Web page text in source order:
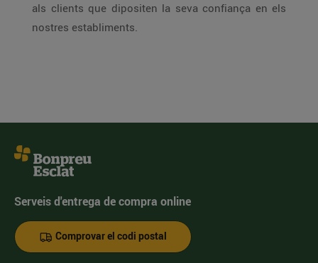
als clients que dipositen la seva confiança en els
nostres establiments.
Serveis d'entrega de compra online
Comprovar el codi postal